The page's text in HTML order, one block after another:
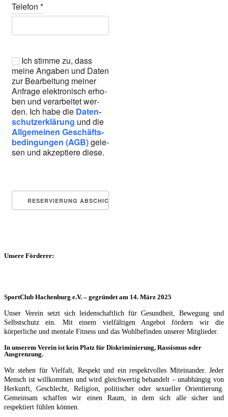
Tele­fon *
Ich stim­me zu, dass
mei­ne Anga­ben und Daten
zur Bear­bei­tung mei­ner
Anfra­ge elek­tro­nisch erho­
ben und ver­ar­bei­tet wer­
den. Ich habe die Daten­
schutz­er­klä­rung und die
All­ge­mei­nen Geschäfts­
be­din­gun­gen (AGB)gele­
sen und akzep­tie­re die­se.
Unsere Förderer:
SportClub Hachenburg e.V. – gegründet am 14. März 2025
Unser Verein setzt sich leidenschaftlich für Gesundheit, Bewegung und
Selbstschutz ein. Mit einem vielfältigen Angebot fördern wir die
körperliche und mentale Fitness und das Wohlbefinden unserer Mitglieder.
In unserem Verein ist kein Platz für Diskriminierung, Rassismus oder
Ausgrenzung.
Wir stehen für Vielfalt, Respekt und ein respektvolles Miteinander. Jeder
Mensch ist willkommen und wird gleichwertig behandelt – unabhängig von
Herkunft, Geschlecht, Religion, politischer oder sexueller Orientierung.
Gemeinsam schaffen wir einen Raum, in dem sich alle sicher und
respektiert fühlen können.